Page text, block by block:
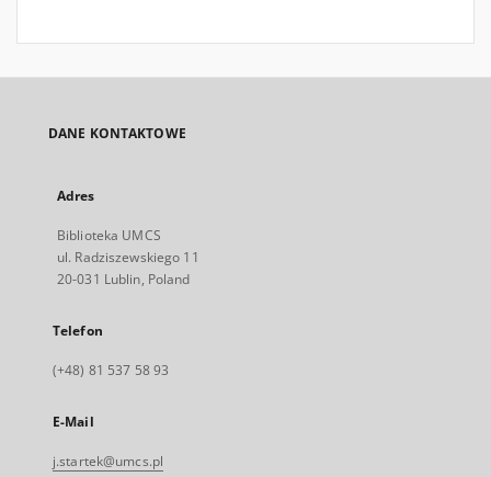
DANE KONTAKTOWE
Adres
Biblioteka UMCS
ul. Radziszewskiego 11
20-031 Lublin, Poland
Telefon
(+48) 81 537 58 93
E-Mail
j.startek@umcs.pl